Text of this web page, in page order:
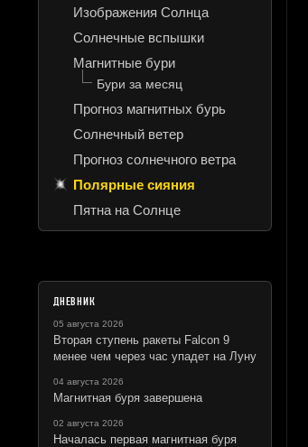
Изображения Солнца
Солнечные вспышки
Магнитные бури
Бури за месяц
Прогноз магнитных бурь
Солнечный ветер
Прогноз солнечного ветра
Полярные сияния
Пятна на Солнце
ДНЕВНИК
05 августа 2026
Вторая ступень ракеты Falcon 9
менее чем через час упадет на Луну
04 августа 2026
Магнитная буря завершена
02 августа 2026
Началась первая магнитная буря